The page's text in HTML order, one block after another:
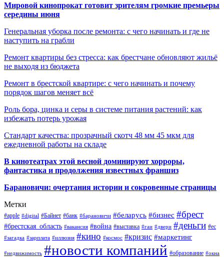
Мировой кинопрокат готовит зрителям громкие премьеры
середины июня
Генеральная уборка после ремонта: с чего начинать и где не
наступить на грабли
Ремонт квартиры без стресса: как брестчане обновляют жильё
не выходя из бюджета
Ремонт в брестской квартире: с чего начинать и почему
порядок шагов меняет всё
Роль бора, цинка и серы в системе питания растений: как
избежать потерь урожая
Стандарт качества: прозрачный скотч 48 мм 45 мкм для
ежедневной работы на складе
В кинотеатрах этой весной доминируют хорроры,
фантастика и продолжения известных франшиз
Барановичи: очертания истории и сокровенные страницы
Метки
#apple #digital #Байнет #банк #барановичи #беларусь #бизнес #брест
#брестская_область #вакансия #война #выставка #гаи #двери #деньги #ес
#загадка #зарплата #иллюзия #кино #космос #кризис #маркетинг
#недвижимость #новости компаний #образование #окна